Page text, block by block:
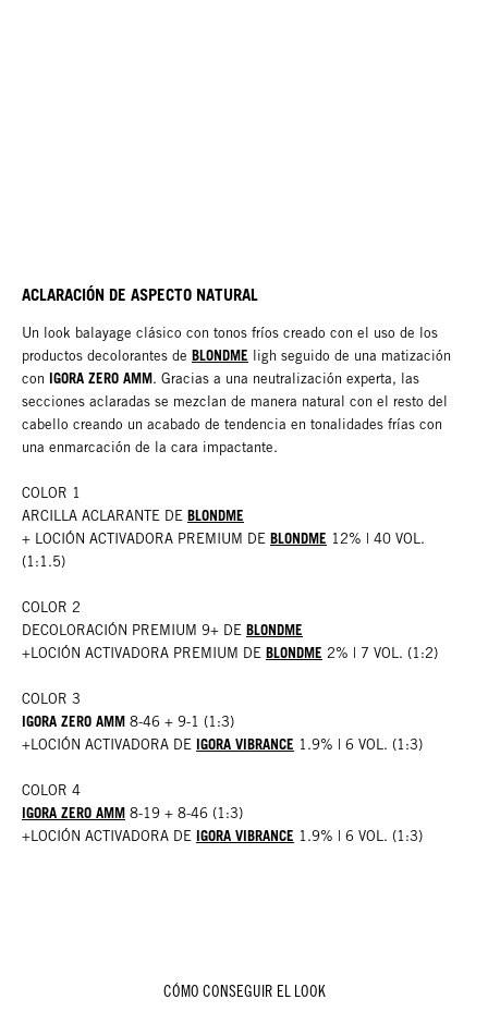
ACLARACIÓN DE ASPECTO NATURAL
Un look balayage clásico con tonos fríos creado con el uso de los
productos decolorantes de BLONDME ligh seguido de una matización
con IGORA ZERO AMM. Gracias a una neutralización experta, las
secciones aclaradas se mezclan de manera natural con el resto del
cabello creando un acabado de tendencia en tonalidades frías con
una enmarcación de la cara impactante.
COLOR 1
ARCILLA ACLARANTE DE BLONDME
+ LOCIÓN ACTIVADORA PREMIUM DE BLONDME 12% | 40 VOL.
(1:1.5)
COLOR 2
DECOLORACIÓN PREMIUM 9+ DE BLONDME
+LOCIÓN ACTIVADORA PREMIUM DE BLONDME 2% | 7 VOL. (1:2)
COLOR 3
IGORA ZERO AMM 8-46 + 9-1 (1:3)
+LOCIÓN ACTIVADORA DE IGORA VIBRANCE 1.9% | 6 VOL. (1:3)
COLOR 4
IGORA ZERO AMM 8-19 + 8-46 (1:3)
+LOCIÓN ACTIVADORA DE IGORA VIBRANCE 1.9% | 6 VOL. (1:3)
CÓMO CONSEGUIR EL LOOK